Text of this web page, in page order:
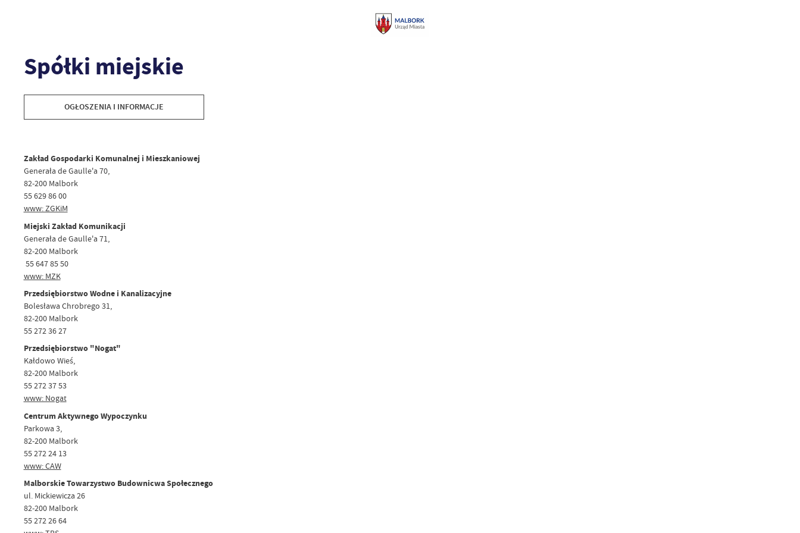
Spółki miejskie
OGŁOSZENIA I INFORMACJE
Zakład Gospodarki Komunalnej i Mieszkaniowej
Generała de Gaulle'a 70,
82-200 Malbork
55 629 86 00
www: ZGKiM
Miejski Zakład Komunikacji
Generała de Gaulle'a 71,
82-200 Malbork
55 647 85 50
www: MZK
Przedsiębiorstwo Wodne i Kanalizacyjne
Bolesława Chrobrego 31,
82-200 Malbork
55 272 36 27
Przedsiębiorstwo "Nogat"
Kałdowo Wieś,
82-200 Malbork
55 272 37 53
www: Nogat
Centrum Aktywnego Wypoczynku
Parkowa 3,
82-200 Malbork
55 272 24 13
www: CAW
Malborskie Towarzystwo Budownicwa Społecznego
ul. Mickiewicza 26
82-200 Malbork
55 272 26 64